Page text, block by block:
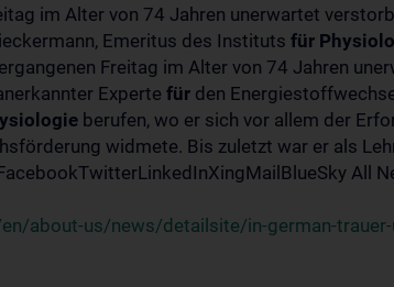
im Alter von 74 Jahren unerwartet
Emeritus des Instituts für
Freitag im Alter von 74 Jahren
Experte für den
berufen, wo er sich vor allem der
widmete. Bis zuletzt war er als
All
about-us/news/detailsite/in-german-trauer-